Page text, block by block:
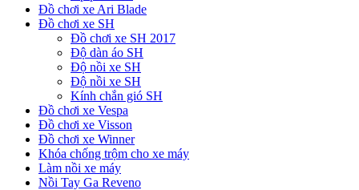
Đồ chơi xe Ari Blade
Đồ chơi xe SH
Đồ chơi xe SH 2017
Độ dàn áo SH
Độ nồi xe SH
Độ nồi xe SH
Kính chắn gió SH
Đồ chơi xe Vespa
Đồ chơi xe Visson
Đồ chơi xe Winner
Khóa chống trộm cho xe máy
Làm nồi xe máy
Nồi Tay Ga Reveno